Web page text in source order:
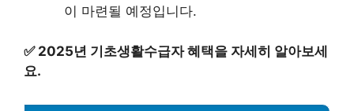
이 마련될 예정입니다.
✅ 2025년 기초생활수급자 혜택을 자세히 알아보세
요.